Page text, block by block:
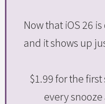
Now that iOS 26
and it shows up
$1.99 for the
every